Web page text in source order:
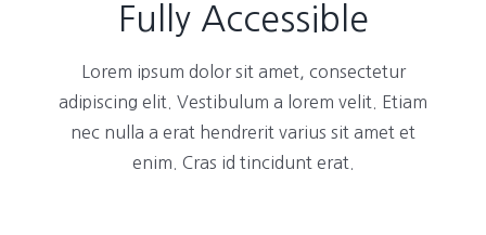
Fully Accessible
Lorem ipsum dolor sit amet, consectetur
adipiscing elit. Vestibulum a lorem velit. Etiam
nec nulla a erat hendrerit varius sit amet et
enim. Cras id tincidunt erat.